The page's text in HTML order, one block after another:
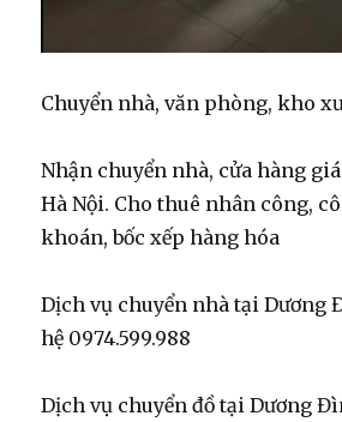
Chuyển nhà, văn phòng, kho
Nhận chuyển nhà, cửa hàng
Hà Nội. Cho thuê nhân công,
khoán, bốc xếp hàng hóa
Dịch vụ chuyển nhà tại Dương
hệ 0974.599.988
Dịch vụ chuyển đồ tại Dương